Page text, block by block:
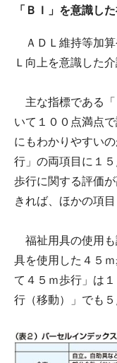
「ＢＩ」を意識し
ＡＤＬ維持等加算
Ｌ向上を意識した
主な指標である「
いて１００点満点
にもわかりやすい
行」の両項目に１
歩行に関する評価
きれば、ほかの項
福祉用具の使用も
具を使用した４５
て４５ｍ歩行」は
行（移動）」でも